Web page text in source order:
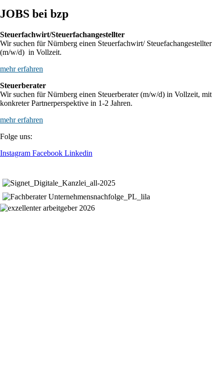
JOBS bei bzp
Steuerfachwirt/Steuerfachangestellter
Wir suchen für Nürnberg einen Steuerfachwirt/ Steuefachangestellter
(m/w/d) in Vollzeit.
mehr erfahren
Steuerberater
Wir suchen für Nürnberg einen Steuerberater (m/w/d) in Vollzeit, mit
konkreter Partnerperspektive in 1-2 Jahren.
mehr erfahren
Folge uns:
Instagram Facebook Linkedin